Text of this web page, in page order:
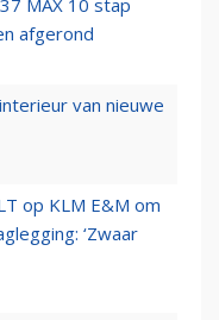
MAX 10 stap
afgerond
van nieuwe
op KLM E&M om
‘Zwaar